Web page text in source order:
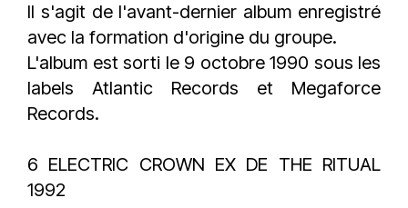
Il s'agit de l'avant-dernier album enregistré
avec la formation d'origine du groupe.
L'album est sorti le 9 octobre 1990 sous les
labels Atlantic Records et Megaforce
Records.
6 ELECTRIC CROWN EX DE THE RITUAL
1992